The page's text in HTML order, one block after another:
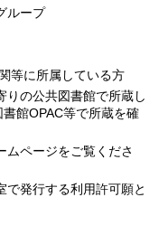
ループ
等に所属している方
りの公共図書館で所蔵し
館OPAC等で所蔵を確
ムページをご覧くださ
で発行する利用許可願と